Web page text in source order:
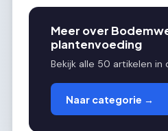
Meer over
plantenvoeding
Bekijk alle 50 artikelen in
Naar categorie →